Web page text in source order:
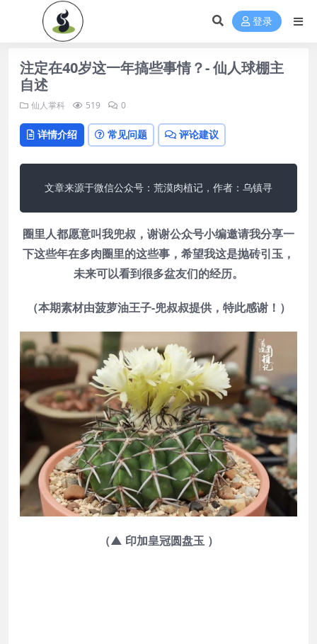
登录
注定在40岁这一年搞些事情？- 仙人球棚主
自述
仙人掌科 519 0
详情介绍 常见问题 评论建议
文章来源于微信公众号：荒漠肉植记，作者：乌镇寻
圈里人都愿意叫我兜叔，谢谢公众号小编邀请我分享一
下这些年在多肉圈里的这些事，希望我这是抛砖引玉，
未来可以看到很多盆友们的经历。
（本期素材由菠萝油王子-兜叔叔提供，特此感谢！）
（▲ 印加皇冠圆盘玉 ）